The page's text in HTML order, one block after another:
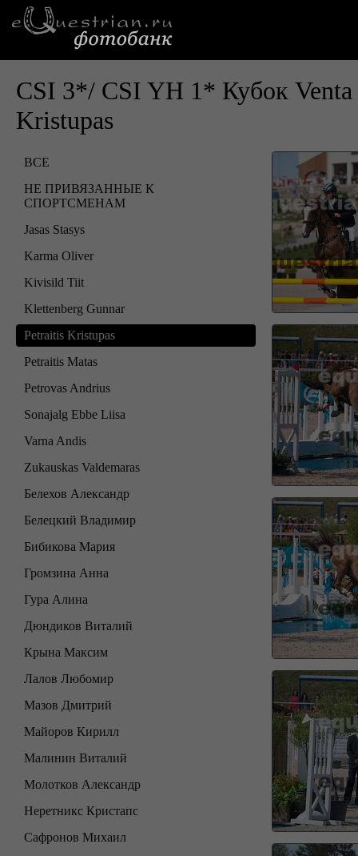
CSI 3*/ CSI YH 1* Кубок Venta
Kristupas
ВСЕ
НЕ ПРИВЯЗАННЫЕ К
СПОРТСМЕНАМ
Jasas Stasys
Karma Oliver
Kivisild Tiit
Klettenberg Gunnar
Petraitis Kristupas
Petraitis Matas
Petrovas Andrius
Sonajalg Ebbe Liisa
Varna Andis
Zukauskas Valdemaras
Белехов Александр
Белецкий Владимир
Бибикова Мария
Громзина Анна
Гура Алина
Дюндиков Виталий
Крына Максим
Лалов Любомир
Мазов Дмитрий
Майоров Кирилл
Малинин Виталий
Молотков Александр
Неретникс Кристапс
Сафронов Михаил